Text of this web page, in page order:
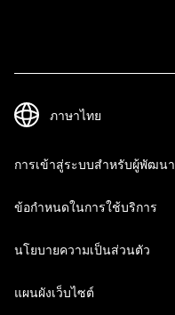
การเข้าสู่ระบบสำหรับผู้พัฒนา
ข้อกำหนดในการใช้บริการ
นโยบายความเป็นส่วนตัว
แผนผังเว็บไซต์